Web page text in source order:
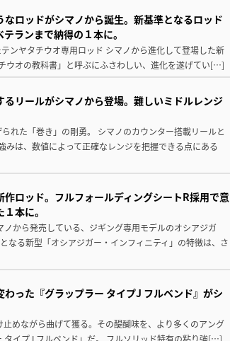
なロッドがシマノから誕生。新基準となるロッド
ランまで納得の１本に。
ンヤタチウオ専用ロッド シマノから進化して登場した新
ウオの教科書」と呼ぶにふさわしい、進化を遂げてい[…]
リールがシマノから登場。難しいミドルレンジ
れた「巻き」の剛勇。 シマノのカウンター搭載リールと
みは、数値によって正確なレンジを把握できる点にある
作ロッド。フルフォールディングシートR採用で意
本に。
から発売している、ジギング専用モデルのオシアジガ
なる新型「オシアジガー・インフィニティ」の特徴は、さ
った『グラップラー タイプJ フルベンド』がシ
めながら曲げて獲る。その醍醐味を、より多くのアング